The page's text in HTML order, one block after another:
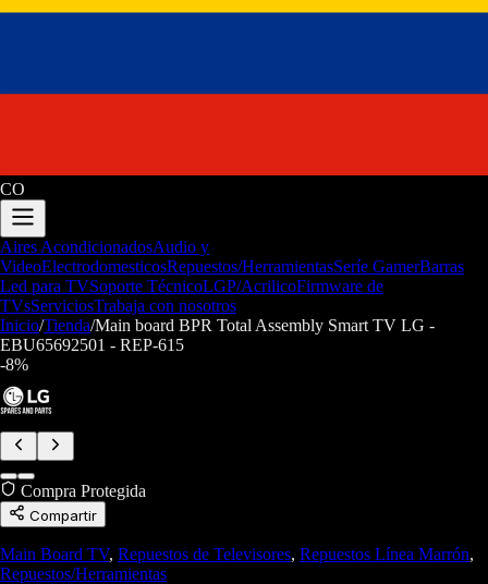
CO
Aires AcondicionadosAudio y
VideoElectrodomesticosRepuestos/HerramientasSeríe GamerBarras
Led para TVSoporte TécnicoLGP/AcrilicoFirmware de
TVsServiciosTrabaja con nosotros
Inicio/Tienda/Main board BPR Total Assembly Smart TV LG -
EBU65692501 - REP-615
-8%
Compra Protegida
Compartir
Main Board TV, Repuestos de Televisores, Repuestos Línea Marrón,
Repuestos/Herramientas